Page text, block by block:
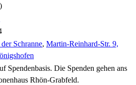
Schranne, Martin-Reinhard-Str. 9,
Spendenbasis. Die Spenden gehen ans
Rhön-Grabfeld.